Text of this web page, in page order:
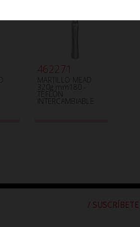
462271
MARTILLO MEAD
320g mm180 -
TEFLÓN
INTERCAMBIABLE
/